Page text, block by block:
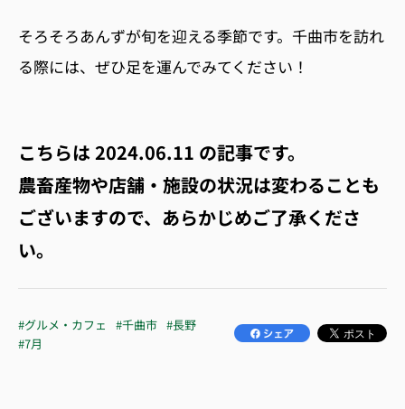
そろそろあんずが旬を迎える季節です。千曲市を訪れ
る際には、ぜひ足を運んでみてください！
こちらは2024.06.11 の記事です。
農畜産物や店舗・施設の状況は変わることも
ございますので、あらかじめご了承くださ
い。
#グルメ・カフェ #千曲市 #長野
#7月